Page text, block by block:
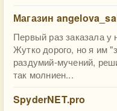
Магазин
Первый раз заказала
Жутко дорого, но я им
раздумий-мучений,
так молниен...
SpyderNET.pro